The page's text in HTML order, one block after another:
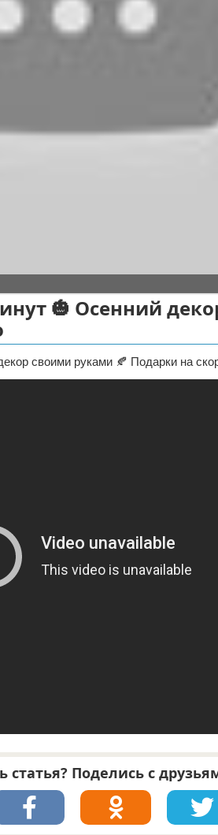
🎃 Осенний
своими руками 🍂 Подарки на
статья? Поделись с